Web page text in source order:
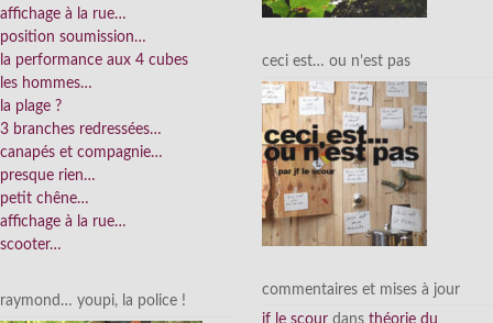
affichage à la rue…
position soumission…
la performance aux 4 cubes
les hommes…
la plage ?
3 branches redressées…
canapés et compagnie…
presque rien…
petit chêne…
affichage à la rue…
scooter…
raymond… youpi, la police !
ceci est… ou n’est pas
commentaires et mises à jour
jf le scour dans théorie du